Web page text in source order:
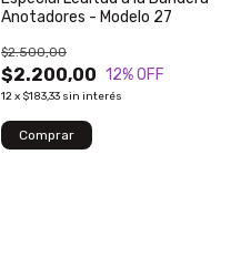
Anotadores - Modelo 27
$2.200,00
$2.500,00
12% OFF
12x $183,33 sin interés